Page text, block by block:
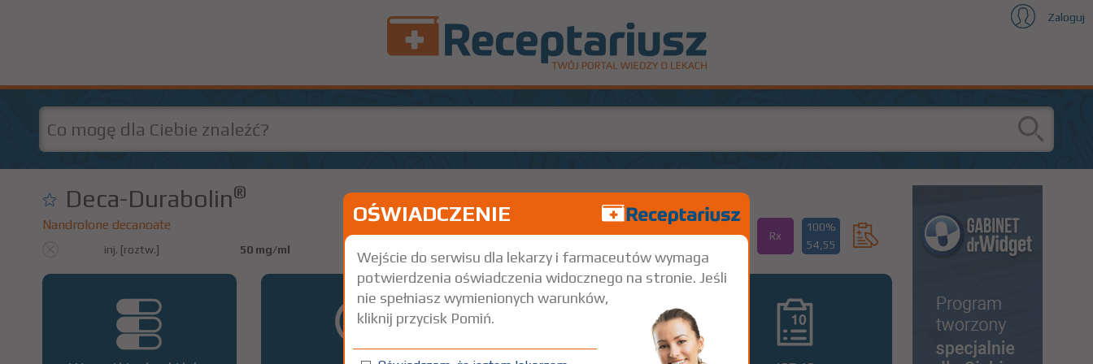
Zaloguj
Deca-Durabolin®
Nandrolone decanoate
inj. [roztw.] 50 mg/ml 1 amp. 1 ml Iniekcje
Rx
100%
54,55
OŚWIADCZENIE
Wejście do serwisu dla lekarzy i farmaceutów wymaga
potwierdzenia oświadczenia widocznego na stronie. Jeśli
nie spełniasz wymienionych warunków,
kliknij przycisk Pomiń.